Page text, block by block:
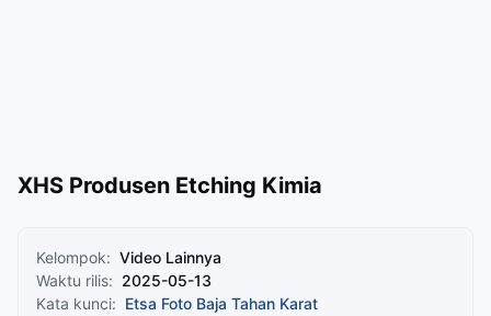
XHS Produsen Etching Kimia
Kelompok: Video Lainnya
Waktu rilis: 2025-05-13
Kata kunci: Etsa Foto Baja Tahan Karat